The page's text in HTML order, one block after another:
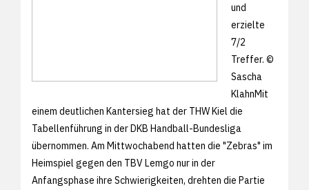
und
erzielte
7/2
Treffer. ©
Sascha
KlahnMit
einem deutlichen Kantersieg hat der THW Kiel die
Tabellenführung in der DKB Handball-Bundesliga
übernommen. Am Mittwochabend hatten die "Zebras" im
Heimspiel gegen den TBV Lemgo nur in der
Anfangsphase ihre Schwierigkeiten, drehten die Partie